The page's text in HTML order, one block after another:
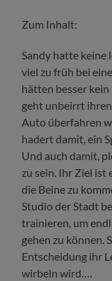
Zum Inhalt:
Sandy hatte keine
viel zu früh bei
hätten besser
geht unbeirrt ihren
Auto überfahren
hadert damit, ein
Und auch damit,
zu sein. Ihr Ziel ist
die Beine zu
Studio der Stadt
trainieren, um
gehen zu können.
Entscheidung ihr
wirbeln wird….